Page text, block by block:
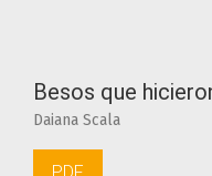
Besos que
Daiana Scala